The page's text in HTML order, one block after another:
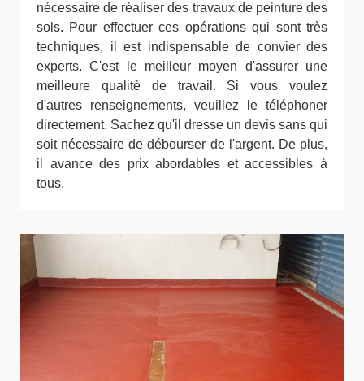
nécessaire de réaliser des travaux de peinture des
sols. Pour effectuer ces opérations qui sont très
techniques, il est indispensable de convier des
experts. C'est le meilleur moyen d'assurer une
meilleure qualité de travail. Si vous voulez
d'autres renseignements, veuillez le téléphoner
directement. Sachez qu'il dresse un devis sans qui
soit nécessaire de débourser de l'argent. De plus,
il avance des prix abordables et accessibles à
tous.